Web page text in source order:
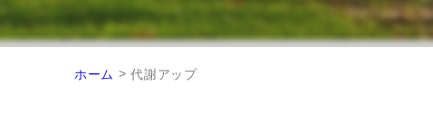
ホーム >代謝アップ